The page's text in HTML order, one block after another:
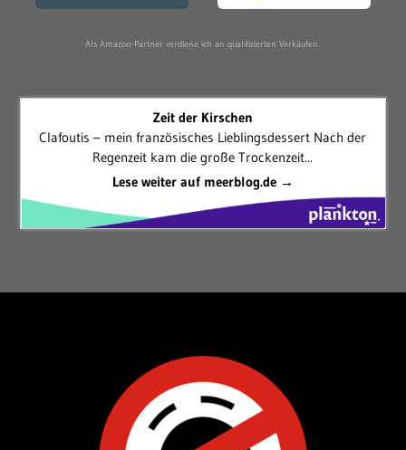
Als Amazon-Partner verdiene ich an qualifizierten Verkäufen.
Zeit der Kirschen
Clafoutis – mein französisches Lieblingsdessert Nach der
Regenzeit kam die große Trockenzeit...
Lese weiter auf meerblog.de →